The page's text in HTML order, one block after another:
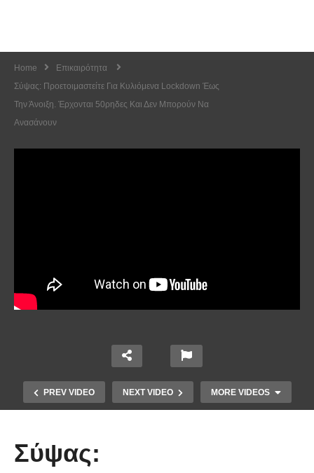
Home
Επικαιρότητα
Σύψας: Προετοιμαστείτε Για Κυλιόμενα Lockdown Έως
Την Άνοιξη. Έρχονται 50ρηδες Και Δεν Μπορούν Να
Ανασάνουν
PREV VIDEO NEXT VIDEO MORE VIDEOS
Σύψας: